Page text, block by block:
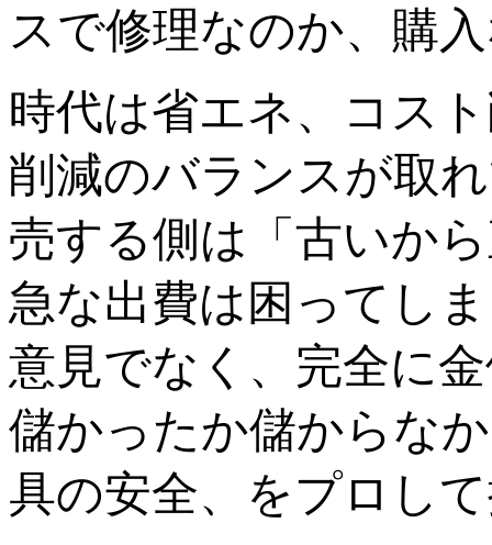
スで修理なのか、購
時代は省エネ、コス
削減のバランスが取
売する側は「古いか
急な出費は困ってし
意見でなく、完全に
儲かったか儲からな
具の安全、をプロし